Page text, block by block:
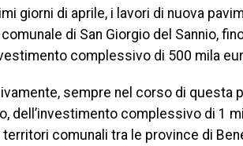
giorni di aprile, i lavori di nuova
di San Giorgio del Sannio,
complessivo di 500 mila
sempre nel corso di questa
dell’investimento complessivo di 1
territori comunali tra le province di